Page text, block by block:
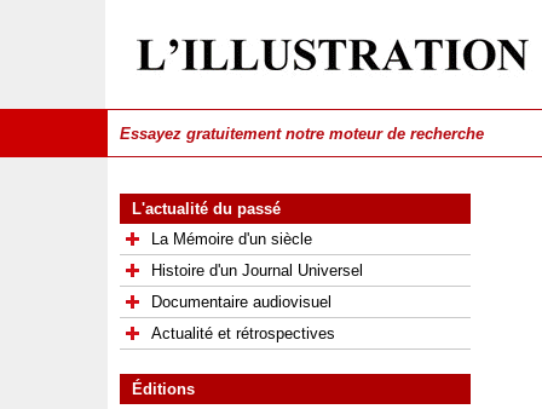
L'actualité du passé
La Mémoire d'un siècle
Histoire d'un Journal Universel
Documentaire audiovisuel
Actualité et rétrospectives
Éditions